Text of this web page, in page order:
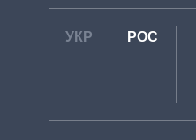
УКР РОС